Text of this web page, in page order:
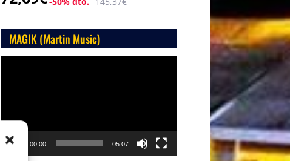
MAGIK (Martin Music)
00:00 05:07